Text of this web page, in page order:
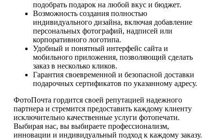
подобрать подарок на любой вкус и бюджет.
Возможность создания полностью
индивидуального дизайна, включая добавление
персональных фотографий, надписей или
корпоративного логотипа.
Удобный и понятный интерфейс сайта и
мобильного приложения, позволяющий сделать
заказ в несколько кликов.
Гарантия своевременной и безопасной доставки
подарочных сертификатов по указанному адресу.
ФотоПочта гордится своей репутацией надежного
партнера и стремится предоставить каждому клиенту
исключительно качественные услуги фотопечати.
Выбирая нас, вы выбираете профессионализм,
инновации и индивидуальный подход к каждому заказу.